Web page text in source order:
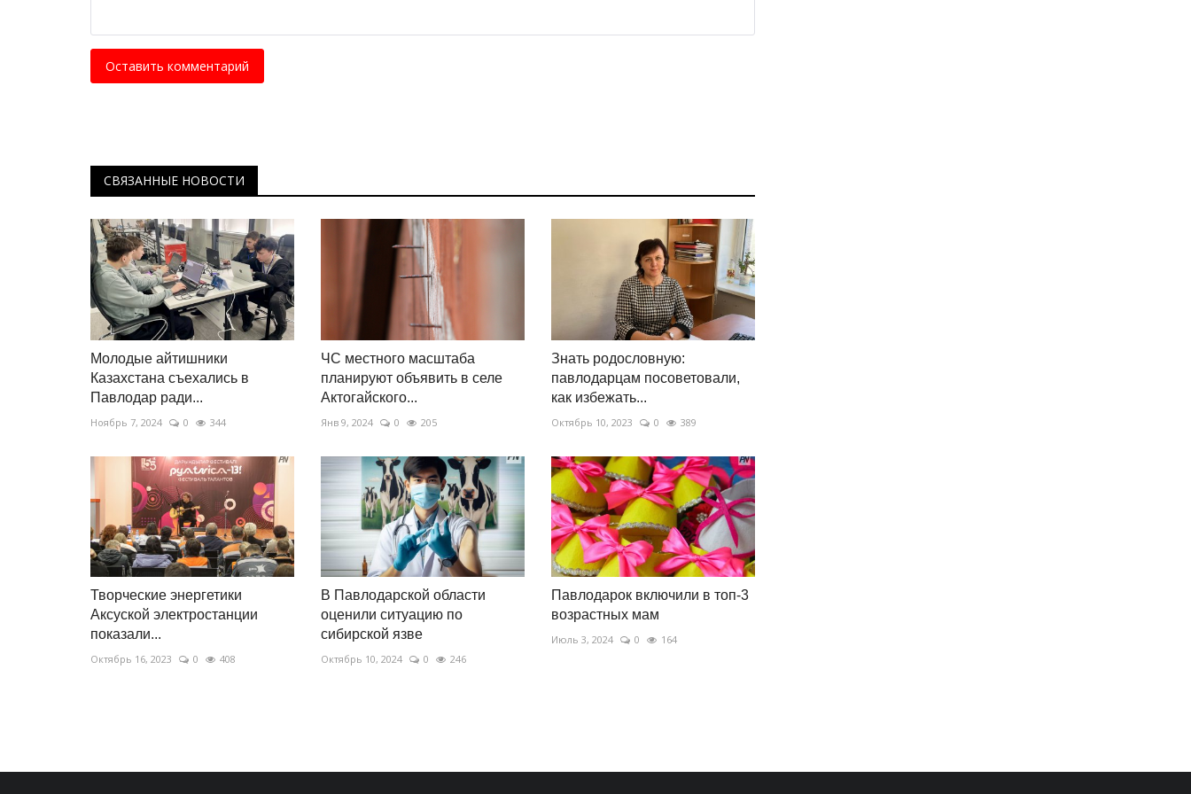
Оставить комментарий
СВЯЗАННЫЕ НОВОСТИ
Молодые айтишники
Казахстана съехались в
Павлодар ради...
Ноябрь 7, 2024 0 344
ЧС местного масштаба
планируют объявить в селе
Актогайского...
Янв 9, 2024 0 205
Знать родословную:
павлодарцам посоветовали,
как избежать...
Октябрь 10, 2023 0 389
Творческие энергетики
Аксуской электростанции
показали...
Октябрь 16, 2023 0 408
В Павлодарской области
оценили ситуацию по
сибирской язве
Октябрь 10, 2024 0 246
Павлодарок включили в топ-3
возрастных мам
Июль 3, 2024 0 164